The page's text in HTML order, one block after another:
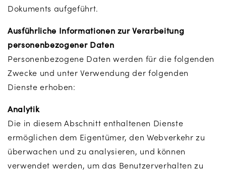
Dokuments aufgeführt.
Ausführliche Informationen zur Verarbeitung
personenbezogener Daten
Personenbezogene Daten werden für die folgenden
Zwecke und unter Verwendung der folgenden
Dienste erhoben:
Analytik
Die in diesem Abschnitt enthaltenen Dienste
ermöglichen dem Eigentümer, den Webverkehr zu
überwachen und zu analysieren, und können
verwendet werden, um das Benutzerverhalten zu